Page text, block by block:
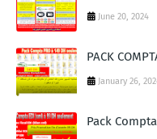
June 20, 2024
PACK
January 26,
Pack